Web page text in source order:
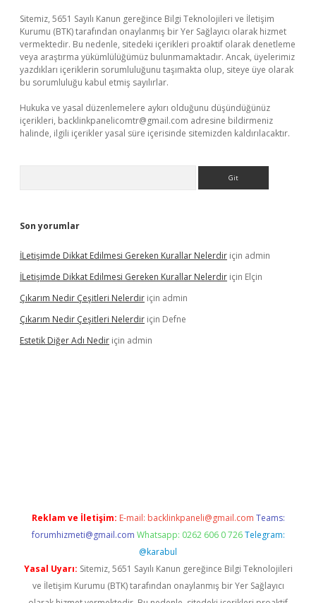
Sitemiz, 5651 Sayılı Kanun gereğince Bilgi Teknolojileri ve İletişim
Kurumu (BTK) tarafından onaylanmış bir Yer Sağlayıcı olarak hizmet
vermektedir. Bu nedenle, sitedeki içerikleri proaktif olarak denetleme
veya araştırma yükümlülüğümüz bulunmamaktadır. Ancak, üyelerimiz
yazdıkları içeriklerin sorumluluğunu taşımakta olup, siteye üye olarak
bu sorumluluğu kabul etmiş sayılırlar.
Hukuka ve yasal düzenlemelere aykırı olduğunu düşündüğünüz
içerikleri, backlinkpanelicomtr@gmail.com adresine bildirmeniz
halinde, ilgili içerikler yasal süre içerisinde sitemizden kaldırılacaktır.
Son yorumlar
İLetişimde Dikkat Edilmesi Gereken Kurallar Nelerdir için admin
İLetişimde Dikkat Edilmesi Gereken Kurallar Nelerdir için Elçin
Çıkarım Nedir Çeşitleri Nelerdir için admin
Çıkarım Nedir Çeşitleri Nelerdir için Defne
Estetik Diğer Adı Nedir için admin
Reklam ve İletişim: E-mail: backlinkpaneli@gmail.com Teams:
forumhizmeti@gmail.com Whatsapp: 0262 606 0 726 Telegram:
@karabul
Yasal Uyarı: Sitemiz, 5651 Sayılı Kanun gereğince Bilgi Teknolojileri
ve İletişim Kurumu (BTK) tarafından onaylanmış bir Yer Sağlayıcı